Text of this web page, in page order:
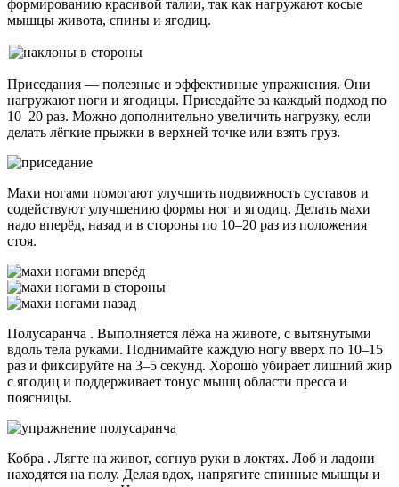
формированию красивой талии, так как нагружают косые
мышцы живота, спины и ягодиц.
Приседания — полезные и эффективные упражнения. Они
нагружают ноги и ягодицы. Приседайте за каждый подход по
10–20 раз. Можно дополнительно увеличить нагрузку, если
делать лёгкие прыжки в верхней точке или взять груз.
Махи ногами помогают улучшить подвижность суставов и
содействуют улучшению формы ног и ягодиц. Делать махи
надо вперёд, назад и в стороны по 10–20 раз из положения
стоя.
Полусаранча . Выполняется лёжа на животе, с вытянутыми
вдоль тела руками. Поднимайте каждую ногу вверх по 10–15
раз и фиксируйте на 3–5 секунд. Хорошо убирает лишний жир
с ягодиц и поддерживает тонус мышц области пресса и
поясницы.
Кобра . Лягте на живот, согнув руки в локтях. Лоб и ладони
находятся на полу. Делая вдох, напрягите спинные мышцы и